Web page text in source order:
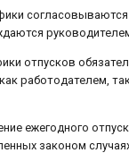
отпусков
работодателем,
ежегодного
законом